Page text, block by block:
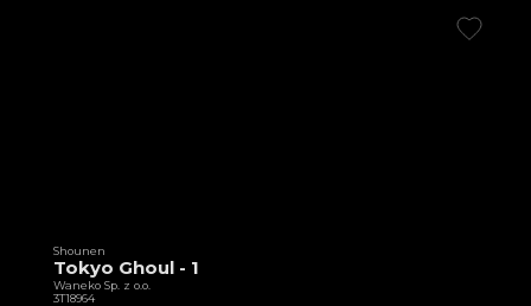
Shounen
Tokyo Ghoul - 1
Waneko Sp. z o.o.
3T18964